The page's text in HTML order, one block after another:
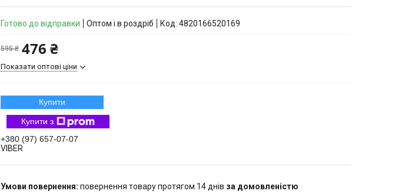
Готово до відправки Оптом і в роздріб Код: 4820166520169
595 ₴ 476 ₴
Показати оптові ціни
Купити
Купити з
+380 (97) 657-07-07
VIBER
повернення товару протягом 14 днів за домовленістю